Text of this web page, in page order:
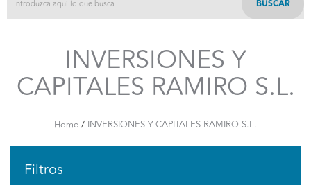
BUSCAR
INVERSIONES Y
CAPITALES RAMIRO S.L.
Home / INVERSIONES Y CAPITALES RAMIRO S.L.
Filtros